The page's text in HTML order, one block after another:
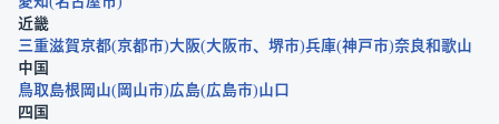
近畿
三重滋賀京都 京都市 大阪 大阪市 堺市 兵庫 神戸市 奈良和歌山
中国
鳥取 島根 岡山 岡山市 広島 広島市 山口
四国